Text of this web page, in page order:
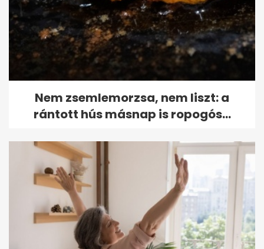
Nem zsemlemorzsa, nem liszt: a
rántott hús másnap is ropogós...